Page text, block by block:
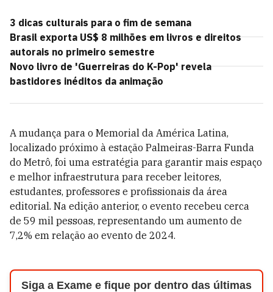
3 dicas culturais para o fim de semana
Brasil exporta US$ 8 milhões em livros e direitos
autorais no primeiro semestre
Novo livro de 'Guerreiras do K-Pop' revela
bastidores inéditos da animação
A mudança para o Memorial da América Latina,
localizado próximo à estação Palmeiras-Barra Funda
do Metrô, foi uma estratégia para garantir mais espaço
e melhor infraestrutura para receber leitores,
estudantes, professores e profissionais da área
editorial. Na edição anterior, o evento recebeu cerca
de 59 mil pessoas, representando um aumento de
7,2% em relação ao evento de 2024.
Siga a Exame e fique por dentro das últimas